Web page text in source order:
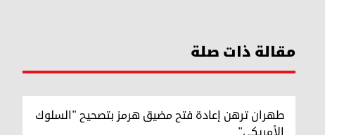
مقالة ذات صلة
طهران ترهن إعادة فتح مضيق هرمز بتصحيح "السلوك